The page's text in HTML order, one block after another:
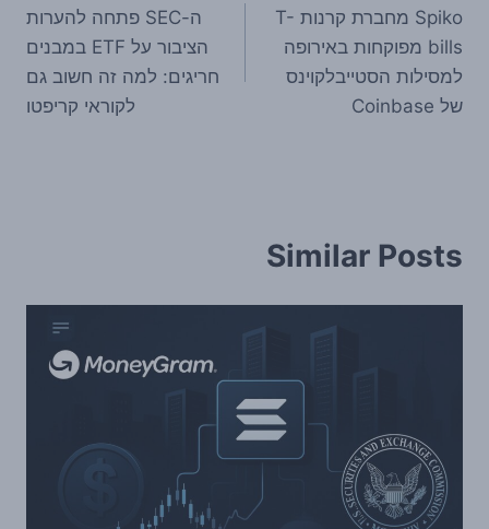
Spiko מחברת קרנות T-
bills מפוקחות באירופה
למסילות הסטייבלקוינס
של Coinbase
ה-SEC פתחה להערות
הציבור על ETF במבנים
חריגים: למה זה חשוב גם
לקוראי קריפטו
Similar Posts